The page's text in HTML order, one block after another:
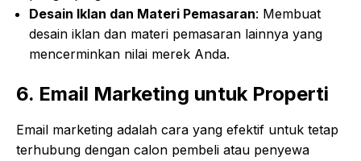
Desain Iklan dan Materi Pemasaran: Membuat
desain iklan dan materi pemasaran lainnya yang
mencerminkan nilai merek Anda.
6. Email Marketing untuk Properti
Email marketing adalah cara yang efektif untuk tetap
terhubung dengan calon pembeli atau penyewa